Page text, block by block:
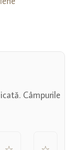
Câmpurile